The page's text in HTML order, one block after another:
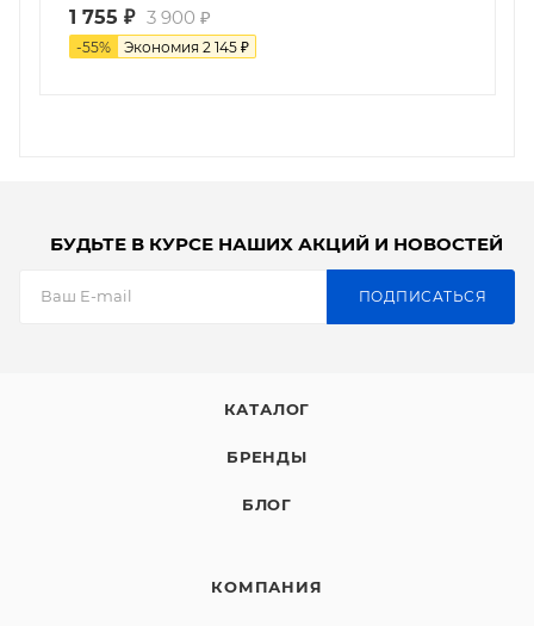
1 755 ₽ 3 900 ₽
-55% Экономия 2 145 ₽
БУДЬТЕ В КУРСЕ НАШИХ АКЦИЙ И НОВОСТЕЙ
ПОДПИСАТЬСЯ
КАТАЛОГ
БРЕНДЫ
БЛОГ
КОМПАНИЯ